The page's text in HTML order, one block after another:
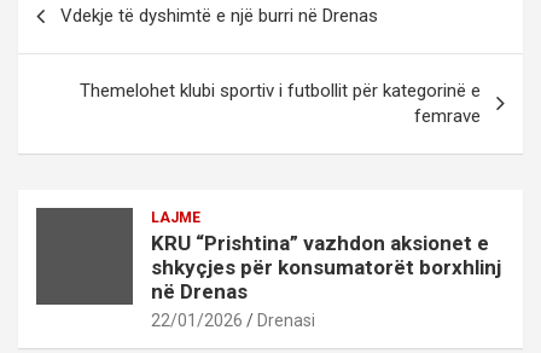
navigation
Vdekje të dyshimtë e një burri në Drenas
Themelohet klubi sportiv i futbollit për kategorinë e
femrave
LAJME
KRU “Prishtina” vazhdon aksionet e
shkyçjes për konsumatorët borxhlinj
në Drenas
22/01/2026 Drenasi